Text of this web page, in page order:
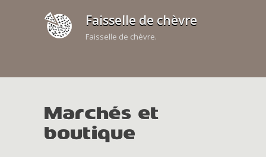
Faisselle de chèvre
Faisselle de chèvre.
Marchés et
boutique